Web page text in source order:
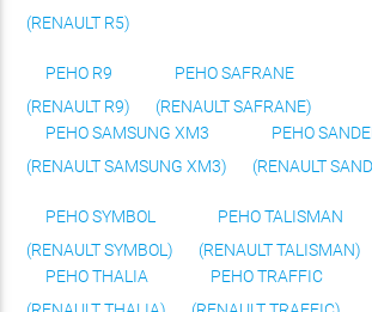
(RENAULT R5)
РЕНО R9
(RENAULT R9)
РЕНО SAFRANE
(RENAULT SAFRANE)
РЕНО SAMSUNG XM3
(RENAULT SAMSUNG XM3)
РЕНО
(RENAULT
РЕНО SYMBOL
(RENAULT SYMBOL)
РЕНО TALISMAN
(RENAULT TALISMAN)
РЕНО THALIA
РЕНО TRAFFIC